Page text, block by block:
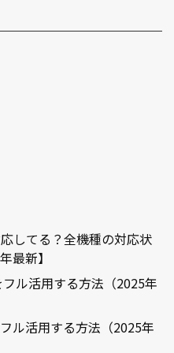
してる？全機種の対応状
最新】
ル活用する方法（2025年
ル活用する方法（2025年